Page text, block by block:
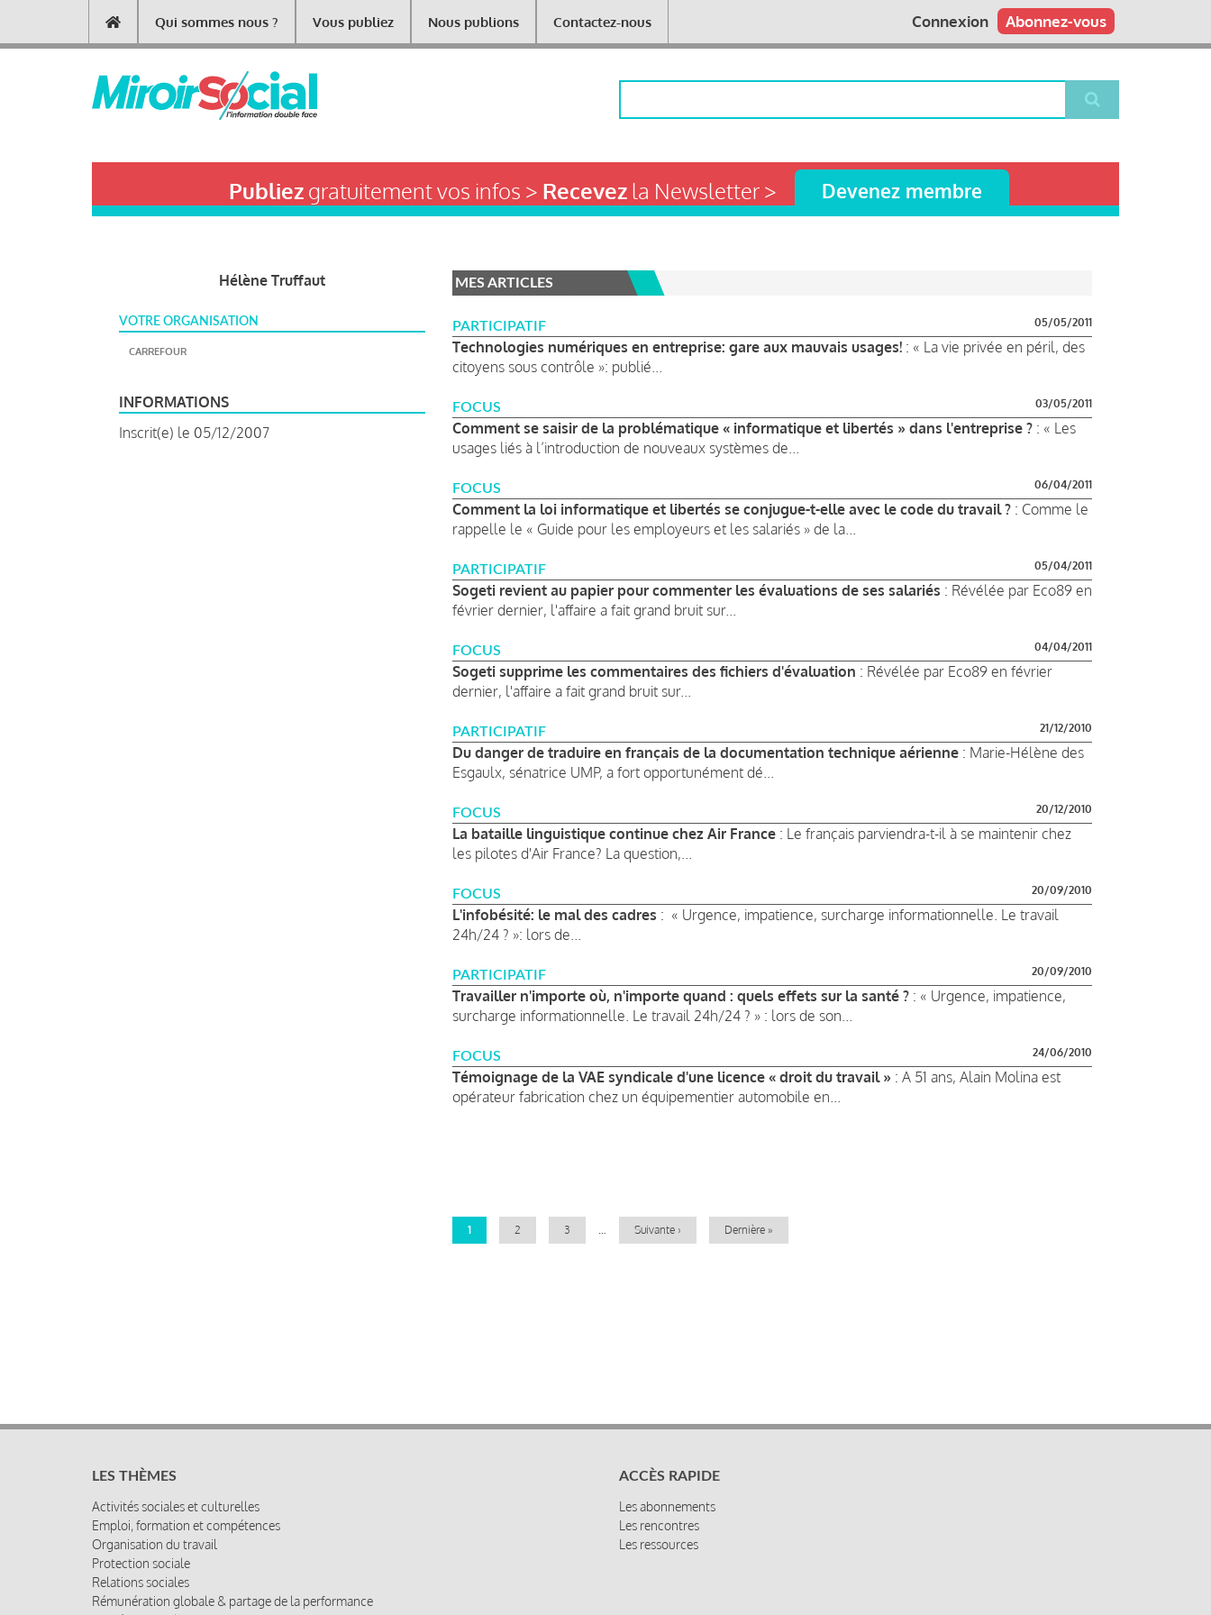
contenu
Main
navigation
Qui sommes nous ? Vous publiez Nous publions Contactez-nous Abonnez-vous
Connexion
Publiezgratuitement vos infos > Recevezla Newsletter > Devenez membre
Hélène Truffaut
VOTRE ORGANISATION
CARREFOUR
INFORMATIONS
Inscrit(e) le 05/12/2007
MES ARTICLES
PARTICIPATIF 05/05/2011
Technologies numériques en entreprise: gare aux mauvais usages! : « La vie privée en péril, des
citoyens sous contrôle »: publié...
FOCUS 03/05/2011
Comment se saisir de la problématique « informatique et libertés » dans l'entreprise ? : « Les
usages liés à l’introduction de nouveaux systèmes de...
FOCUS 06/04/2011
Comment la loi informatique et libertés se conjugue-t-elle avec le code du travail ? : Comme le
rappelle le « Guide pour les employeurs et les salariés » de la...
PARTICIPATIF 05/04/2011
Sogeti revient au papier pour commenter les évaluations de ses salariés : Révélée par Eco89 en
février dernier, l'affaire a fait grand bruit sur...
FOCUS 04/04/2011
Sogeti supprime les commentaires des fichiers d'évaluation : Révélée par Eco89 en février
dernier, l'affaire a fait grand bruit sur...
PARTICIPATIF 21/12/2010
Du danger de traduire en français de la documentation technique aérienne : Marie-Hélène des
Esgaulx, sénatrice UMP, a fort opportunément dé...
FOCUS 20/12/2010
La bataille linguistique continue chez Air France : Le français parviendra-t-il à se maintenir chez
les pilotes d'Air France? La question,...
FOCUS 20/09/2010
L'infobésité: le mal des cadres : « Urgence, impatience, surcharge informationnelle. Le travail
24h/24 ? »: lors de...
PARTICIPATIF 20/09/2010
Travailler n'importe où, n'importe quand : quels effets sur la santé ? : « Urgence, impatience,
surcharge informationnelle. Le travail 24h/24 ? » : lors de son...
FOCUS 24/06/2010
Témoignage de la VAE syndicale d'une licence « droit du travail » : A 51 ans, Alain Molina est
opérateur fabrication chez un équipementier automobile en...
Page
1 Page
2 Page
3
Page
Suivante ›
Dernière
Dernière »
LES THÈMES
Activités sociales et culturelles
Emploi, formation et compétences
Organisation du travail
Protection sociale
Relations sociales
Rémunération globale & partage de la performance
ACCÈS RAPIDE
Les abonnements
Les rencontres
Les ressources